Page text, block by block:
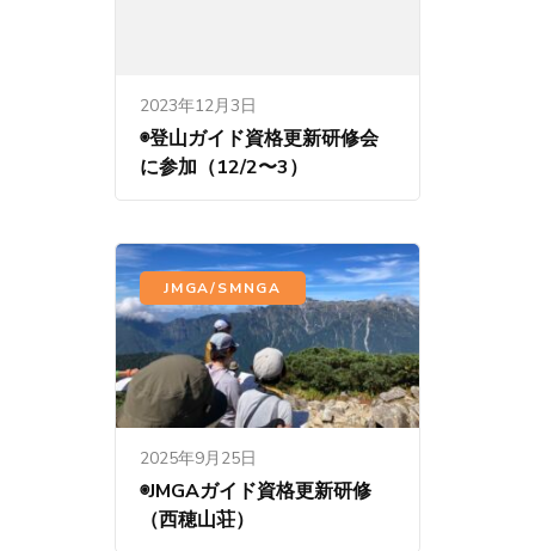
2023年12月3日
◉登山ガイド資格更新研修会
に参加（12/2〜3）
JMGA/SMNGA
2025年9月25日
◉JMGAガイド資格更新研修
（西穂山荘）